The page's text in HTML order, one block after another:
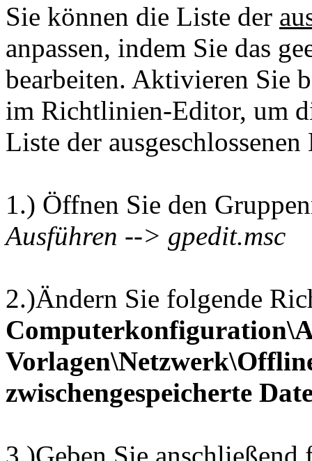
Sie können die Liste der
anpassen, indem Sie das
bearbeiten. Aktivieren Sie
im Richtlinien-Editor, um
Liste der
1.) Öffnen Sie den
Ausführen --> gpedit.msc
2.)Ändern Sie folgende
zwischengespeicherte
3.)Geben Sie